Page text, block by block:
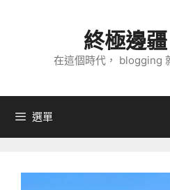
內
終極邊
在這個時代， blogging
選單